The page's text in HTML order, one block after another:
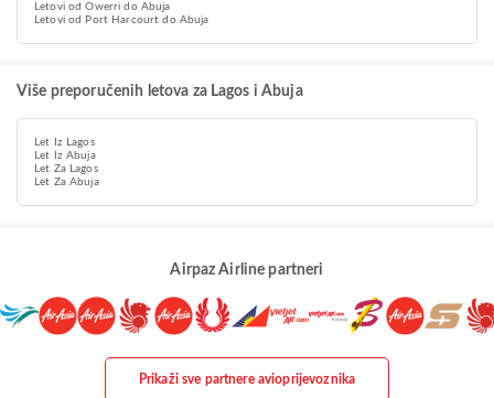
Letovi od Owerri do Abuja
Letovi od Port Harcourt do Abuja
Više preporučenih letova za Lagos i Abuja
Let Iz Lagos
Let Iz Abuja
Let Za Lagos
Let Za Abuja
Airpaz Airline partneri
Prikaži sve partnere avioprijevoznika